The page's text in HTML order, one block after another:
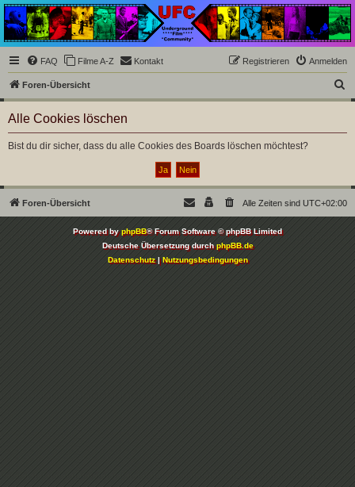
Underground Film
Community
Die Underground Film Community ist ein deutschsprachiges Filmforum und ein Paradies
für Cineasten und Filmsüchtige jenseits des Mainstreams.
FAQ Filme A-Z Kontakt Anmelden
Registrieren
Foren-Übersicht
u
Alle Cookies löschen
Bist du dir sicher, dass du alle Cookies des Boards löschen möchtest?
Foren-Übersicht Alle Zeiten sind UTC+02:00
Powered byphpBB® Forum Software © phpBB Limited
Deutsche Übersetzung durchphpBB.de
Datenschutz|Nutzungsbedingungen